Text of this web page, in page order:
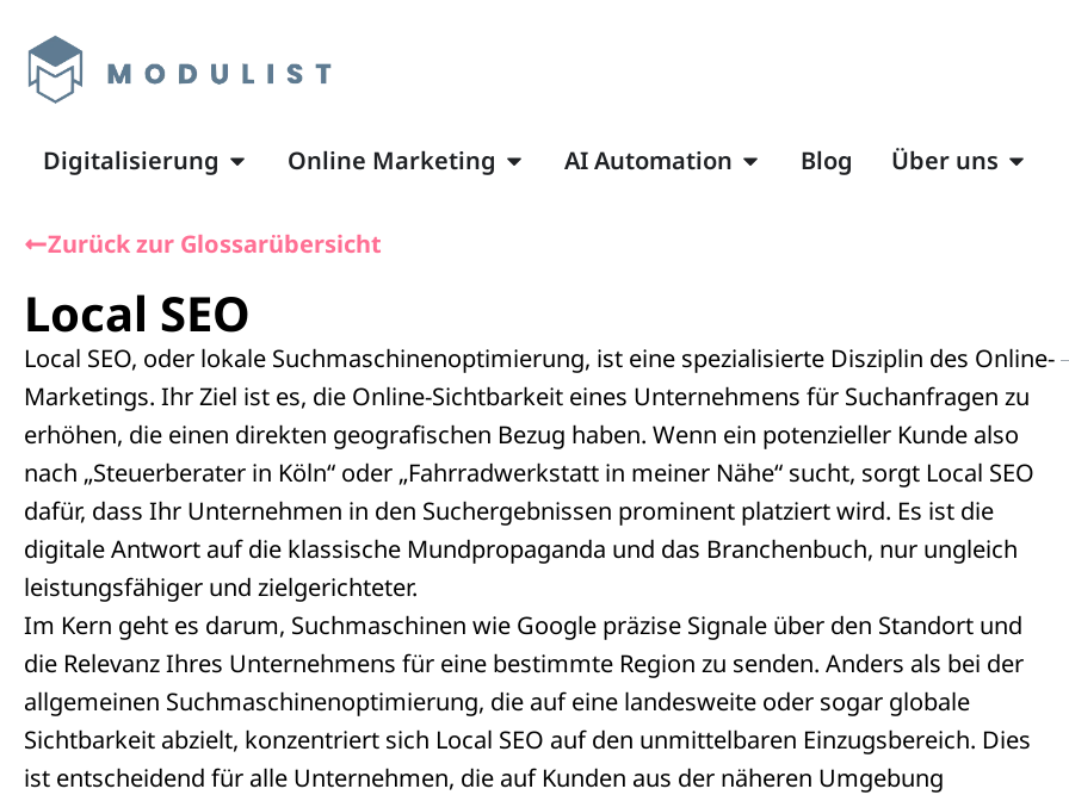
Digitalisierung Online Marketing AI Automation Blog Über uns
Zurück zur Glossarübersicht
Local SEO
Local SEO, oder lokale Suchmaschinenoptimierung, ist eine spezialisierte Disziplin des Online-
Marketings. Ihr Ziel ist es, die Online-Sichtbarkeit eines Unternehmens für Suchanfragen zu
erhöhen, die einen direkten geografischen Bezug haben. Wenn ein potenzieller Kunde also
nach „Steuerberater in Köln“ oder „Fahrradwerkstatt in meiner Nähe“ sucht, sorgt Local SEO
dafür, dass Ihr Unternehmen in den Suchergebnissen prominent platziert wird. Es ist die
digitale Antwort auf die klassische Mundpropaganda und das Branchenbuch, nur ungleich
leistungsfähiger und zielgerichteter.
Im Kern geht es darum, Suchmaschinen wie Google präzise Signale über den Standort und
die Relevanz Ihres Unternehmens für eine bestimmte Region zu senden. Anders als bei der
allgemeinen Suchmaschinenoptimierung, die auf eine landesweite oder sogar globale
Sichtbarkeit abzielt, konzentriert sich Local SEO auf den unmittelbaren Einzugsbereich. Dies
ist entscheidend für alle Unternehmen, die auf Kunden aus der näheren Umgebung